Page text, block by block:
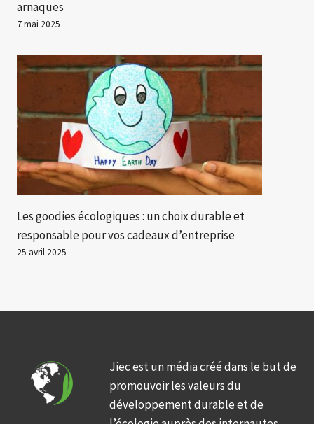
arnaques
7 mai 2025
Les goodies écologiques : un choix durable et
responsable pour vos cadeaux d’entreprise
25 avril 2025
Jiec est un média créé dans le but de
promouvoir les valeurs du
développement durable et de